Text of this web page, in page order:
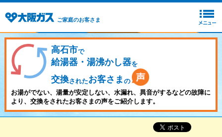
ご家庭のお客さま
高石市で
給湯器・湯沸かし器を
交換されたお客さま の
お湯がでない、湯量が安定しない、水漏れ、異音がするなどの故障に
より、交換をされたお客さまの声をご紹介します。